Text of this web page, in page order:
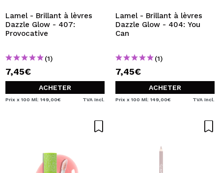
Lamel - Brillant à lèvres
Dazzle Glow - 407:
Provocative
(1)
7,45€
ACHETER
Prix x 100 Ml: 149,00€ TVA Incl.
Lamel - Brillant à lèvres
Dazzle Glow - 404: You
Can
(1)
7,45€
ACHETER
Prix x 100 Ml: 149,00€ TVA Incl.